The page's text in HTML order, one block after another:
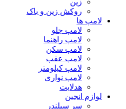
روکش زین و باک
لامپ ها
لامپ جلو
لامپ راهنما
لامپ سکن
لامپ عقب
لامپ کیلومتر
لامپ نواری
هدلایت
لوازم انجین
سر سیلندر